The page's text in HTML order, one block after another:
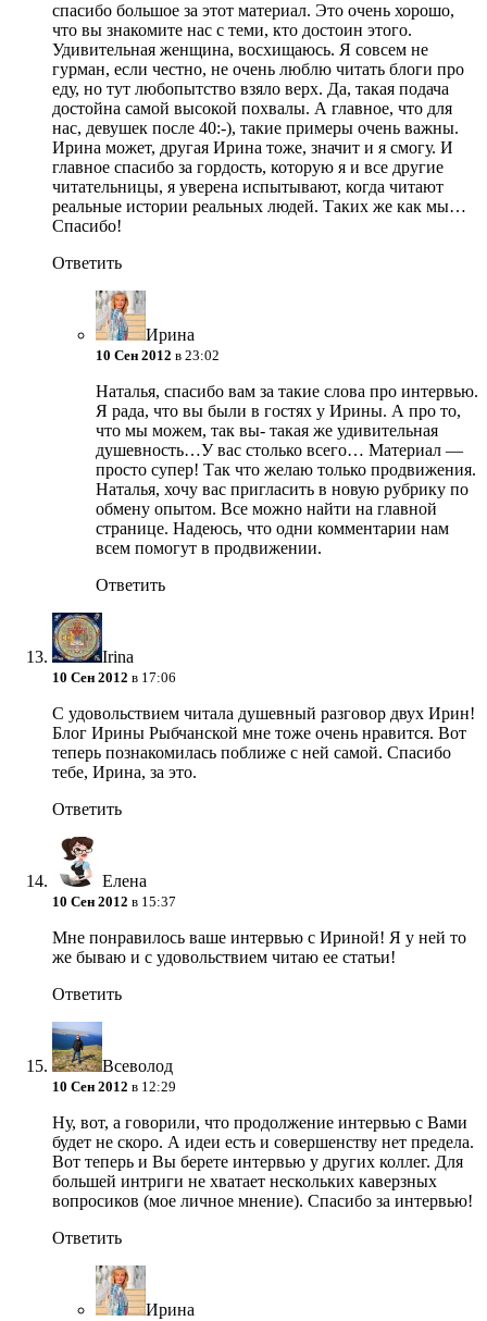
спасибо большое за этот материал. Это очень хорошо,
что вы знакомите нас с теми, кто достоин этого.
Удивительная женщина, восхищаюсь. Я совсем не
гурман, если честно, не очень люблю читать блоги про
еду, но тут любопытство взяло верх. Да, такая подача
достойна самой высокой похвалы. А главное, что для
нас, девушек после 40:-), такие примеры очень важны.
Ирина может, другая Ирина тоже, значит и я смогу. И
главное спасибо за гордость, которую я и все другие
читательницы, я уверена испытывают, когда читают
реальные истории реальных людей. Таких же как мы…
Спасибо!
Ответить
Ирина
10 Сен 2012 в 23:02
Наталья, спасибо вам за такие слова про интервью.
Я рада, что вы были в гостях у Ирины. А про то,
что мы можем, так вы- такая же удивительная
душевность…У вас столько всего… Материал —
просто супер! Так что желаю только продвижения.
Наталья, хочу вас пригласить в новую рубрику по
обмену опытом. Все можно найти на главной
странице. Надеюсь, что одни комментарии нам
всем помогут в продвижении.
Ответить
Irina
10 Сен 2012 в 17:06
С удовольствием читала душевный разговор двух Ирин!
Блог Ирины Рыбчанской мне тоже очень нравится. Вот
теперь познакомилась поближе с ней самой. Спасибо
тебе, Ирина, за это.
Ответить
Елена
10 Сен 2012 в 15:37
Мне понравилось ваше интервью с Ириной! Я у ней то
же бываю и с удовольствием читаю ее статьи!
Ответить
Всеволод
10 Сен 2012 в 12:29
Ну, вот, а говорили, что продолжение интервью с Вами
будет не скоро. А идеи есть и совершенству нет предела.
Вот теперь и Вы берете интервью у других коллег. Для
большей интриги не хватает нескольких каверзных
вопросиков (мое личное мнение). Спасибо за интервью!
Ответить
Ирина